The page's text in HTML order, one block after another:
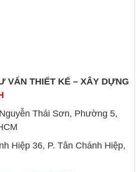
VẤN THIẾT KẾ – XÂY DỰNG
Thái Sơn, Phường 5,
Hiệp 36, P. Tân Chánh Hiệp,